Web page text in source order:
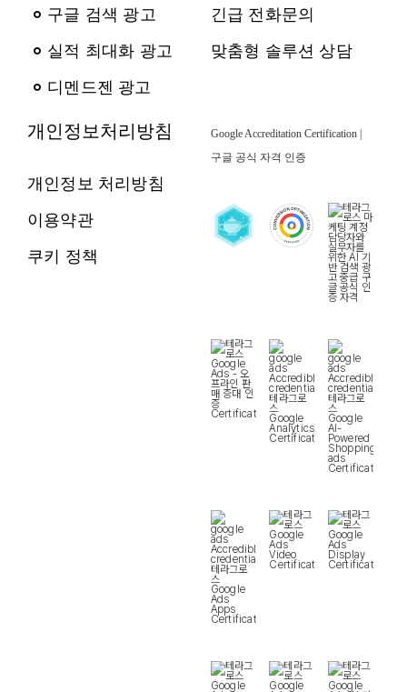
구글 검색 광고
실적 최대화 광고
디멘드젠 광고
긴급 전화문의
맞춤형 솔루션 상담
개인정보처리방침
개인정보 처리방침
이용약관
쿠키 정책
Google Accreditation Certification |
구글 공식 자격 인증